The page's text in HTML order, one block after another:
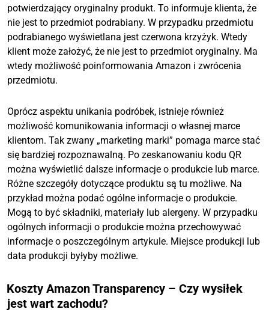
potwierdzający oryginalny produkt. To informuje klienta, że
nie jest to przedmiot podrabiany. W przypadku przedmiotu
podrabianego wyświetlana jest czerwona krzyżyk. Wtedy
klient może założyć, że nie jest to przedmiot oryginalny. Ma
wtedy możliwość poinformowania Amazon i zwrócenia
przedmiotu.
Oprócz aspektu unikania podróbek, istnieje również
możliwość komunikowania informacji o własnej marce
klientom. Tak zwany „marketing marki” pomaga marce stać
się bardziej rozpoznawalną. Po zeskanowaniu kodu QR
można wyświetlić dalsze informacje o produkcie lub marce.
Różne szczegóły dotyczące produktu są tu możliwe. Na
przykład można podać ogólne informacje o produkcie.
Mogą to być składniki, materiały lub alergeny. W przypadku
ogólnych informacji o produkcie można przechowywać
informacje o poszczególnym artykule. Miejsce produkcji lub
data produkcji byłyby możliwe.
Koszty Amazon Transparency – Czy wysiłek
jest wart zachodu?